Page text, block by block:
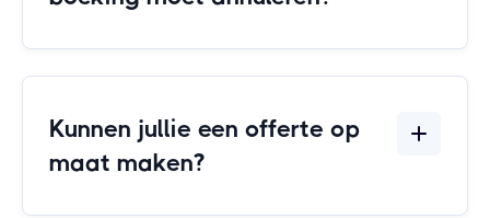
Kunnen jullie een offerte op
maat maken?